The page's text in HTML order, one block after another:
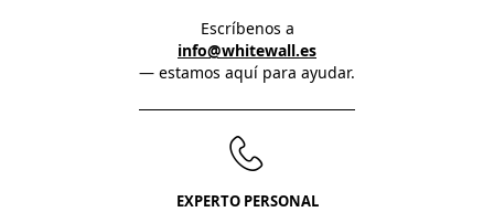
Escríbenos a
info@whitewall.es
— estamos aquí para ayudar.
EXPERTO PERSONAL